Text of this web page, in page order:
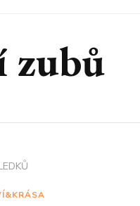
zubů